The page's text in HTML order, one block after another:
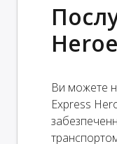
Ви можете
Express